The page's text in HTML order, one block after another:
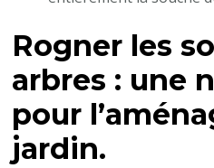
Rogner les
arbres : une
pour
jardin.